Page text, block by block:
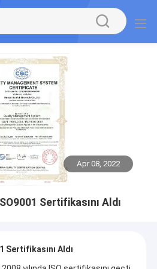
Apr 08, 2022
Sertifikasını Aldı
Sertifikasını Aldı